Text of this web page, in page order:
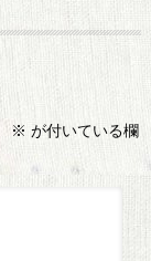
※ が付いている欄